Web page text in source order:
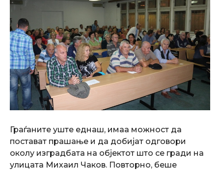
Граѓаните уште еднаш, имаа можност да
постават прашање и да добијат одговори
околу изградбата на објектот што се гради на
улицата Михаил Чаков. Повторно, беше